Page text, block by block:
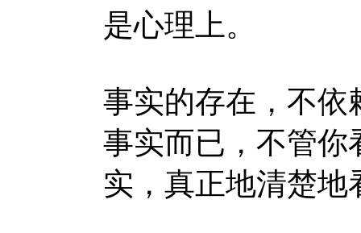
是心理上。
事实的存在，不依
事实而已，不管你
实，真正地清楚